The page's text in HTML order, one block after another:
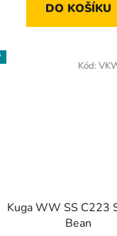
DO KOŠÍKU
Kuga WW SS C223
Bean
Kód: